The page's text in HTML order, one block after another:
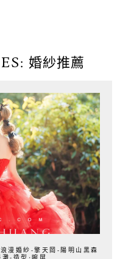
婚紗推薦
漫婚紗-擎天岡-陽明山黑森
-造型:晼屏